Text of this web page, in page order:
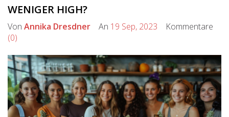
WENIGER HIGH?
Von Annika Dresdner An 19 Sep, 2023 Kommentare
(0)